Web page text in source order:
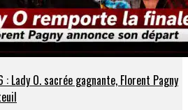
: Lady O. sacrée gagnante, Florent Pagny